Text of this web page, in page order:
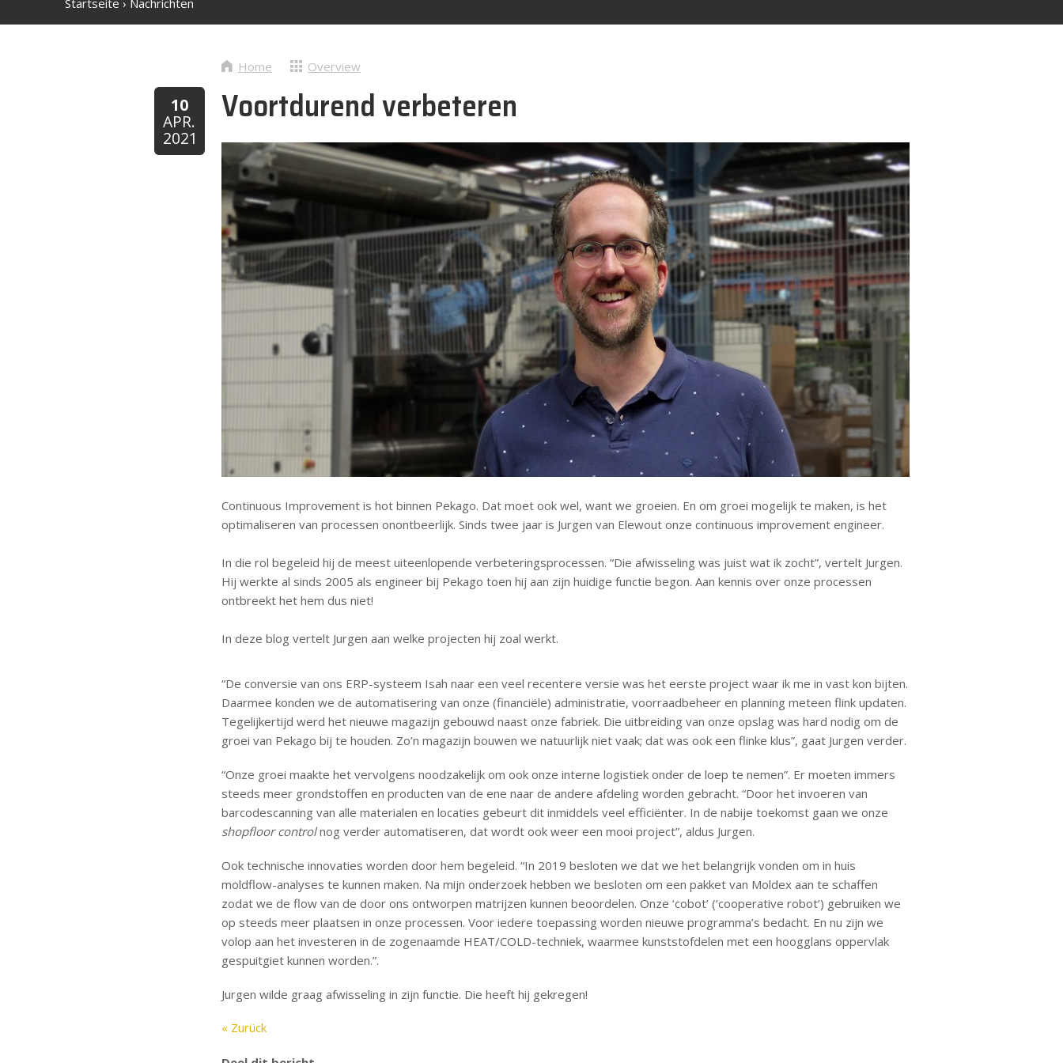
Startseite › Nachrichten
Home Overview
Voortdurend verbeteren
10
APR.
2021
Continuous Improvement is hot binnen Pekago. Dat moet ook wel, want we groeien. En om groei mogelijk te maken, is het
optimaliseren van processen onontbeerlijk. Sinds twee jaar is Jurgen van Elewout onze continuous improvement engineer.
In die rol begeleid hij de meest uiteenlopende verbeteringsprocessen. “Die afwisseling was juist wat ik zocht”, vertelt Jurgen.
Hij werkte al sinds 2005 als engineer bij Pekago toen hij aan zijn huidige functie begon. Aan kennis over onze processen
ontbreekt het hem dus niet!
In deze blog vertelt Jurgen aan welke projecten hij zoal werkt.
“De conversie van ons ERP-systeem Isah naar een veel recentere versie was het eerste project waar ik me in vast kon bijten.
Daarmee konden we de automatisering van onze (financiële) administratie, voorraadbeheer en planning meteen flink updaten.
Tegelijkertijd werd het nieuwe magazijn gebouwd naast onze fabriek. Die uitbreiding van onze opslag was hard nodig om de
groei van Pekago bij te houden. Zo’n magazijn bouwen we natuurlijk niet vaak; dat was ook een flinke klus”, gaat Jurgen verder.
“Onze groei maakte het vervolgens noodzakelijk om ook onze interne logistiek onder de loep te nemen”. Er moeten immers
steeds meer grondstoffen en producten van de ene naar de andere afdeling worden gebracht. “Door het invoeren van
barcodescanning van alle materialen en locaties gebeurt dit inmiddels veel efficiënter. In de nabije toekomst gaan we onze
shopfloor controlnog verder automatiseren, dat wordt ook weer een mooi project”, aldus Jurgen.
Ook technische innovaties worden door hem begeleid. “In 2019 besloten we dat we het belangrijk vonden om in huis
moldflow-analyses te kunnen maken. Na mijn onderzoek hebben we besloten om een pakket van Moldex aan te schaffen
zodat we de flow van de door ons ontworpen matrijzen kunnen beoordelen. Onze ‘cobot’ (‘cooperative robot’) gebruiken we
op steeds meer plaatsen in onze processen. Voor iedere toepassing worden nieuwe programma’s bedacht. En nu zijn we
volop aan het investeren in de zogenaamde HEAT/COLD-techniek, waarmee kunststofdelen met een hoogglans oppervlak
gespuitgiet kunnen worden.”.
Jurgen wilde graag afwisseling in zijn functie. Die heeft hij gekregen!
« Zurück